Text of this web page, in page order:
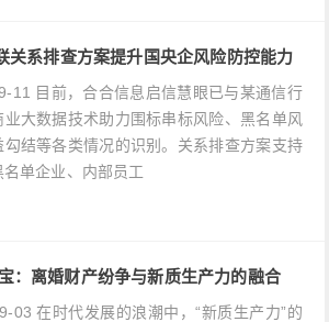
关系排查方案提升国央企风险防控能力
11 目前，合合信息启信慧眼已与某通信行
大数据技术助力围标串标风险、黑名单风
勾结等各类情况的识别。关系排查方案支持
单企业、内部员工
：离婚财产纷争与新质生产力的融合
03 在时代发展的浪潮中，“新质生产力”的